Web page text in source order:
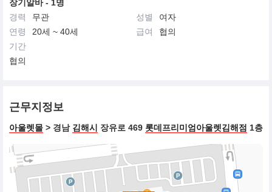
장기알바 - 1명
경력
무관 성별
여자
연령
20세 ~ 40세 급여
협의
기간
협의
근무지정보
아울렛몰 > 경남 김해시 장유로 469 롯데프리미엄아울렛김해점 1층